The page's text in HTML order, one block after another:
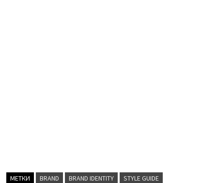
МЕТКИ BRAND BRAND IDENTITY STYLE GUIDE